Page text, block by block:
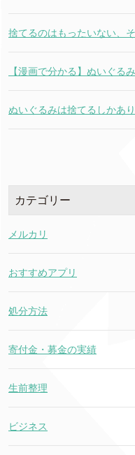
捨てるのはもったいない、
【漫画で分かる】ぬいぐる
ぬいぐるみは捨てるしかあ
カテゴリー
メルカリ
おすすめアプリ
処分方法
寄付金・募金の実績
生前整理
ビジネス